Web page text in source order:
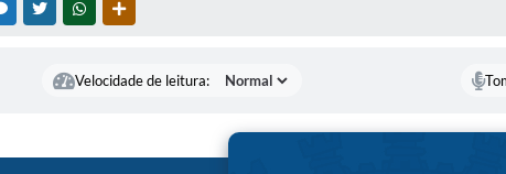
MESSENGER
TWITTERWHATSAPP
Velocidade de leitura: